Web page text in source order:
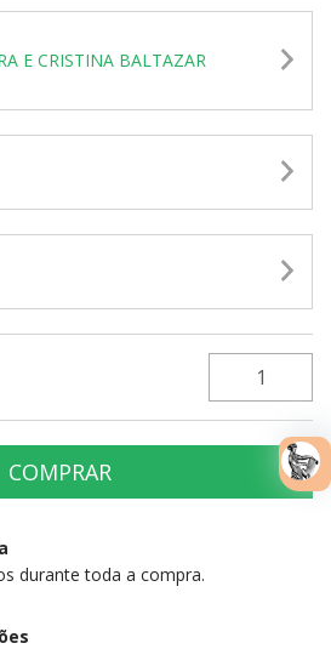
E CRISTINA BALTAZAR
durante toda a compra.